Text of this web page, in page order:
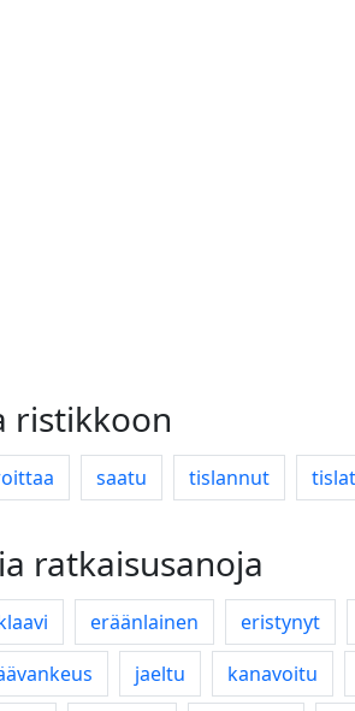
ristikkoon
saatu tislannut
ratkaisusanoja
eräänlainen eristynyt
jaeltu kanavoitu